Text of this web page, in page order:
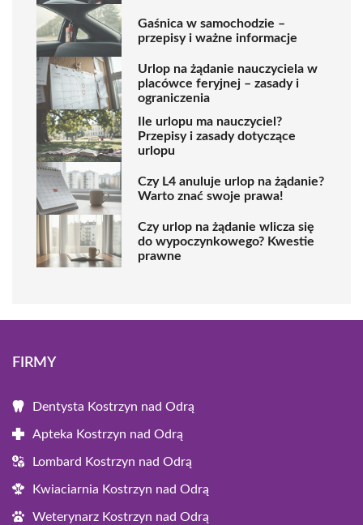
Gaśnica w samochodzie –
przepisy i ważne informacje
Urlop na żądanie nauczyciela w
placówce feryjnej – zasady i
ograniczenia
Ile urlopu ma nauczyciel?
Przepisy i zasady dotyczące
urlopu
Czy L4 anuluje urlop na żądanie?
Warto znać swoje prawa!
Czy urlop na żądanie wlicza się
do wypoczynkowego? Kwestie
prawne
FIRMY
Dentysta Kostrzyn nad Odrą
Apteka Kostrzyn nad Odrą
Lombard Kostrzyn nad Odrą
Kwiaciarnia Kostrzyn nad Odrą
Weterynarz Kostrzyn nad Odrą